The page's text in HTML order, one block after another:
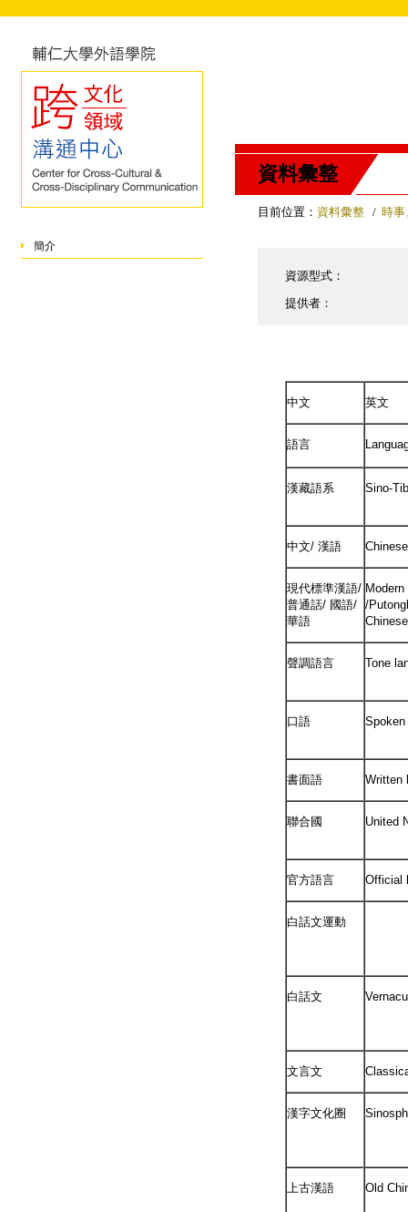
簡介
資料彙整
目前位置： 資料彙整 / 時
資源型式：
提供者：
中文 英文
語言
漢藏語系 Sino-
中文/ 漢語 Chinese
現代標準漢語/
普通話/ 國語/
華語
/
Chinese
聲調語言 Tone
口語 Spoken
書面語 Written
聯合國 United
官方語言 Official
白話文運動
白話文
文言文
漢字文化圈
上古漢語 Old